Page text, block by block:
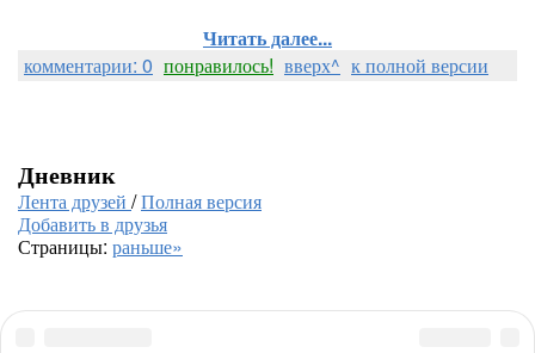
Читать далее...
комментарии: 0 понравилось! вверх^ к полной версии
Дневник
Лента друзей /Полная версия
Добавить в друзья
Страницы: раньше»